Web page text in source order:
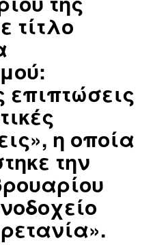
τίτλο
επιπτώσεις
η οποία
την